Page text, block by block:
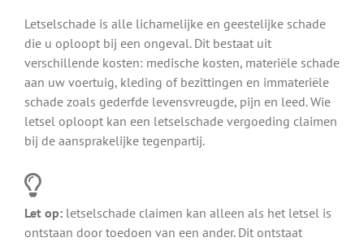
Letselschade is alle lichamelijke en geestelijke schade
die u oploopt bij een ongeval. Dit bestaat uit
verschillende kosten: medische kosten, materiële schade
aan uw voertuig, kleding of bezittingen en immateriële
schade zoals gederfde levensvreugde, pijn en leed. Wie
letsel oploopt kan een letselschade vergoeding claimen
bij de aansprakelijke tegenpartij.
Let op: letselschade claimen kan alleen als het letsel is
ontstaan door toedoen van een ander. Dit ontstaat